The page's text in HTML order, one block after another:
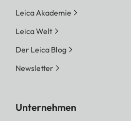
Leica Akademie
Leica Welt
Der Leica Blog
Newsletter
Unternehmen